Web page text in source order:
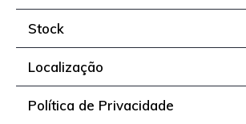
Stock
Localização
Política de Privacidade